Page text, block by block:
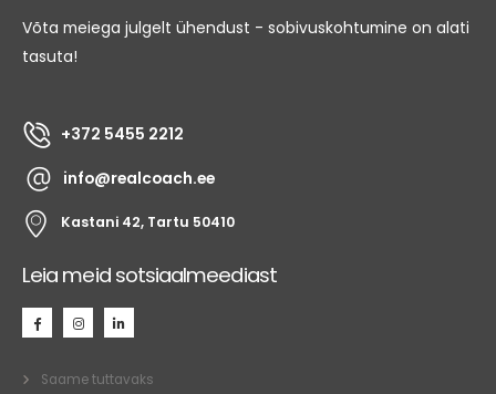
Võta meiega julgelt ühendust - sobivuskohtumine on alati
tasuta!
+372 5455 2212
info@realcoach.ee
Kastani 42, Tartu 50410
Leia meid sotsiaalmeediast
Saame tuttavaks